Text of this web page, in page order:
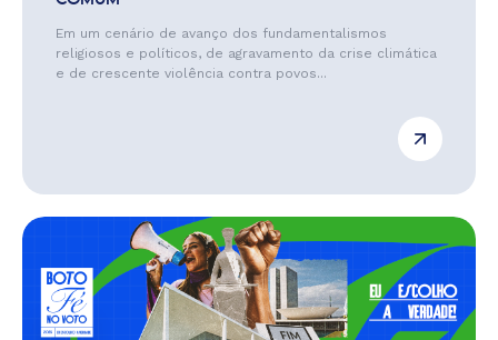
Em um cenário de avanço dos fundamentalismos
religiosos e políticos, de agravamento da crise climática
e de crescente violência contra povos...